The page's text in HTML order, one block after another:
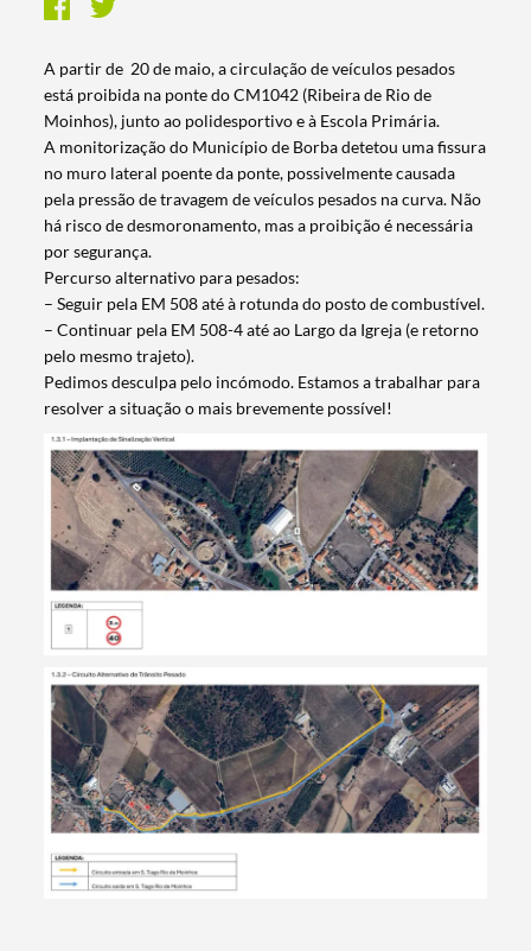
Termo de Pesquisa
A partir de 20 de maio, a circulação de veículos pesados
está proibida na ponte do CM1042 (Ribeira de Rio de
Moinhos), junto ao polidesportivo e à Escola Primária.
A monitorização do Município de Borba detetou uma fissura
no muro lateral poente da ponte, possivelmente causada
pela pressão de travagem de veículos pesados na curva. Não
há risco de desmoronamento, mas a proibição é necessária
por segurança.
Percurso alternativo para pesados:
– Seguir pela EM 508 até à rotunda do posto de combustível.
– Continuar pela EM 508-4 até ao Largo da Igreja (e retorno
pelo mesmo trajeto).
Pedimos desculpa pelo incómodo. Estamos a trabalhar para
resolver a situação o mais brevemente possível!